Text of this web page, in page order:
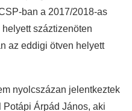
ban a 2017/2018-as
száztizenöten
az eddigi ötven helyett
nyolcszázan jelentkeztek
Árpád János, aki